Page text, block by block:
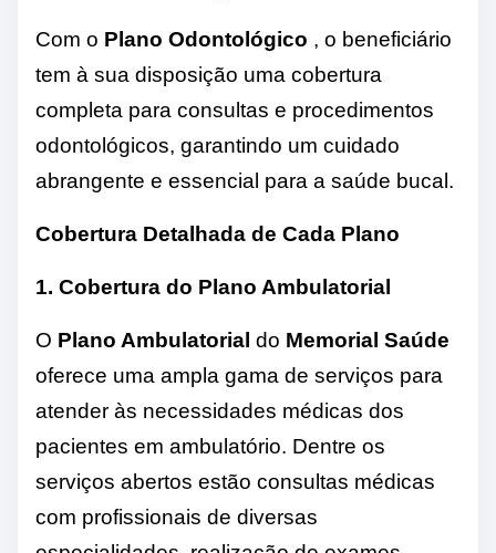
Com o Plano Odontológico , o beneficiário
tem à sua disposição uma cobertura
completa para consultas e procedimentos
odontológicos, garantindo um cuidado
abrangente e essencial para a saúde bucal.
Cobertura Detalhada de Cada Plano
1. Cobertura do Plano Ambulatorial
O Plano Ambulatorial do Memorial Saúde
oferece uma ampla gama de serviços para
atender às necessidades médicas dos
pacientes em ambulatório. Dentre os
serviços abertos estão consultas médicas
com profissionais de diversas